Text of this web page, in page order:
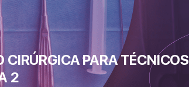
CIRÚRGICA PARA TÉCNICOS
2